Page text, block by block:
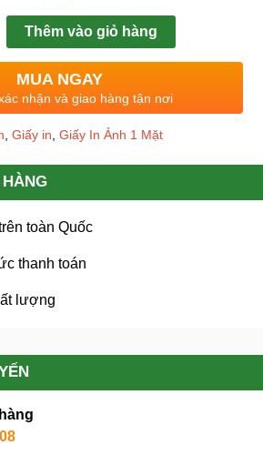
Thêm vào giỏ hàng
MUA NGAY
nhận và giao hàng tận nơi
Giấy in Giấy In Ảnh 1 Mặt
toàn Quốc
thanh toán
lượng